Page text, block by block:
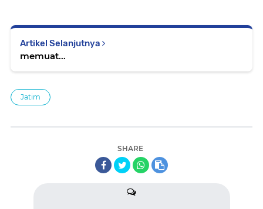
Artikel Selanjutnya
memuat...
Jatim
SHARE